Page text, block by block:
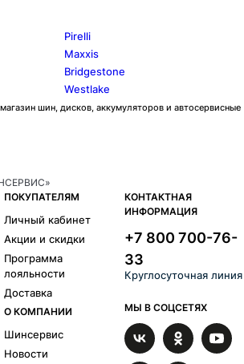
Pirelli
Maxxis
Bridgestone
Westlake
шин, дисков, аккумуляторов и автосервисные
ПОКУПАТЕЛЯМ
Личный кабинет
Акции и скидки
Программа
лояльности
Доставка
О КОМПАНИИ
Шинсервис
Новости
КОНТАКТНАЯ
ИНФОРМАЦИЯ
+7 800 700-76-
33
Круглосуточная линия
МЫ В СОЦСЕТЯХ